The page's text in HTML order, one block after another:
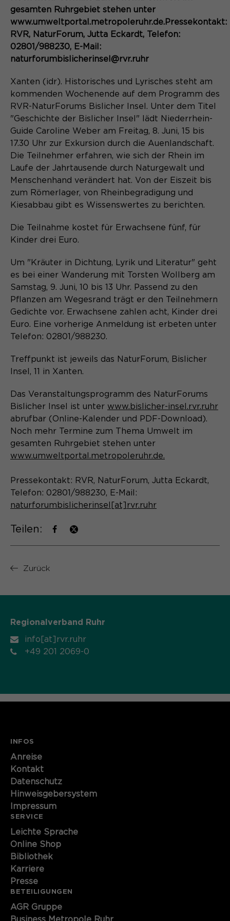
Zweck
Content Management System dieser
Webseite. Diese Basis-Cookies sind
unerlässlich, damit Ihr Besuch auf der
Website angenehm und flüssig wird:
Sie ermöglichen es der Website, Sie
zu erkennen und somit Ihre Sitzung
einem Benutzer-Login für einen
geschlossenen Bereich die Benutzer-
ID als verschlüsselten Wert (sog.
"hash-Wert") zum entsprechenden
Datenbankeintrag des Nutzers.
Name PHPSESSID
Anbieter Session-Cookies
Laufzeit
Schließen des Browsers wieder
gelöscht.
Zweck
PHPs Standard Sitzungs- Identifikation
(Formulare).
Name be_typo_user
Laufzeit Ende der Sitzung
Zweck
Dieser Cookie teilt der Webseite mit,
ob ein Besucher im Typo3-Backend
angemeldet ist und die Rechte besitzt
Anbieter Sgalinski
Name _pk_id*
Anbieter Matomo
Laufzeit 13 Monate
Zweck
Wiedererkennung eines Besuchers.
Name _pk_ses*
Anbieter Matomo
Laufzeit 30 Minuten
Zweck
Speichert vorübergehend Daten der
Name _pk_ref.*
Anbieter Matomo
Zweck Speichert die Herkunft des Besuchers.
Name
Matomo
Laufzeit Sitzung
Temporäre Session-ID, ohne
personenbezogene Daten.
Cookie-Informationen
Aktivierung Mehrsprachigkeit
Diese Cookies ermöglichen die automatische
Name
Anbieter GTranslate Inc.
Laufzeit 1 Jahr
Zweck
Speichert die vom Nutzer gewählte
Sprache für die automatische
Übersetzung der Website.
Cookie-Informationen
gesamten Ruhrgebiet stehen unter
www.umweltportal.metropoleruhr.de.Pressekontakt:
RVR, NaturForum, Jutta Eckardt, Telefon:
02801/988230, E-Mail:
naturforumbislicherinsel@rvr.ruhr
Xanten (idr). Historisches und Lyrisches steht am
kommenden Wochenende auf dem Programm des
RVR-NaturForums Bislicher Insel. Unter dem Titel
"Geschichte der Bislicher Insel" lädt Niederrhein-
Guide Caroline Weber am Freitag, 8. Juni, 15 bis
17.30 Uhr zur Exkursion durch die Auenlandschaft.
Die Teilnehmer erfahren, wie sich der Rhein im
Laufe der Jahrtausende durch Naturgewalt und
Menschenhand verändert hat. Von der Eiszeit bis
zum Römerlager, von Rheinbegradigung und
Kiesabbau gibt es Wissenswertes zu berichten.
Die Teilnahme kostet für Erwachsene fünf, für
Kinder drei Euro.
Um "Kräuter in Dichtung, Lyrik und Literatur" geht
es bei einer Wanderung mit Torsten Wollberg am
Samstag, 9. Juni, 10 bis 13 Uhr. Passend zu den
Pflanzen am Wegesrand trägt er den Teilnehmern
Gedichte vor. Erwachsene zahlen acht, Kinder drei
Euro. Eine vorherige Anmeldung ist erbeten unter
Telefon: 02801/988230.
Treffpunkt ist jeweils das NaturForum, Bislicher
Insel, 11 in Xanten.
Das Veranstaltungsprogramm des NaturForums
Bislicher Insel ist unter www.bislicher-insel.rvr.ruhr
abrufbar (Online-Kalender und PDF-Download).
Noch mehr Termine zum Thema Umwelt im
gesamten Ruhrgebiet stehen unter
www.umweltportal.metropoleruhr.de.
Pressekontakt: RVR, NaturForum, Jutta Eckardt,
Telefon: 02801/988230, E-Mail:
naturforumbislicherinsel[at]rvr.ruhr
Teilen:
Zurück
Regionalverband Ruhr
info[at]rvr.ruhr
+49 201 2069-0
INFOS
Anreise
Kontakt
Datenschutz
Hinweisgebersystem
Impressum
SERVICE
Leichte Sprache
Online Shop
Bibliothek
Karriere
Presse
BETEILIGUNGEN
AGR Gruppe